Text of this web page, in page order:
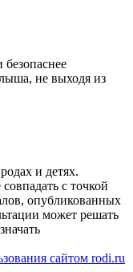
не выходя из
и детях.
с точкой
опубликованных
может решать
сайтом rodi.ru